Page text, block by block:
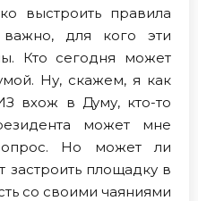
выстроить правила
для кого эти
Кто сегодня может
Ну, скажем, я как
вхож в Думу, кто-то
может мне
Но может ли
застроить площадку в
со своими чаяниями